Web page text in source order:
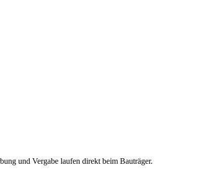
und Vergabe laufen direkt beim Bauträger.